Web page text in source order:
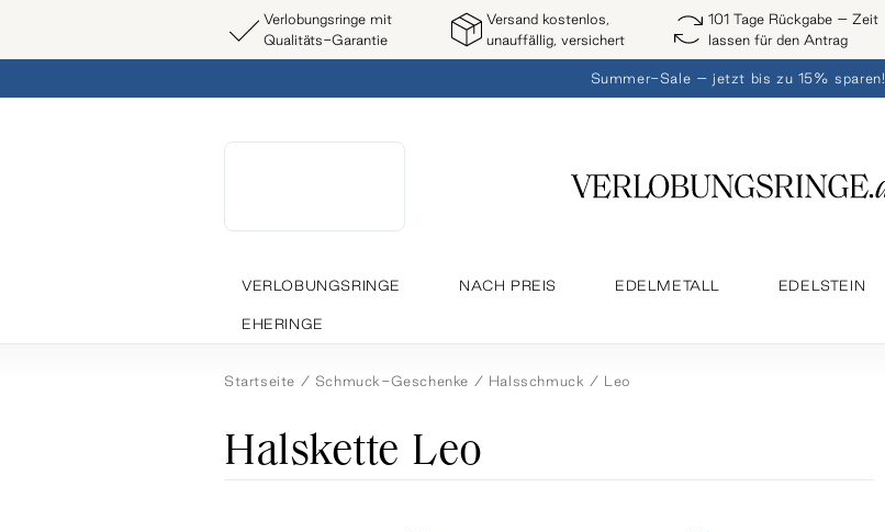
Verlobungsringe mit
Qualitäts-Garantie
Versand kostenlos,
unauffällig, versichert
101 Tage Rückgabe – Zeit
lassen für den Antrag
Summer-Sale – jetzt bis zu 15% sparen!
VERLOBUNGSRINGE NACH PREIS EDELMETALL EDELSTEIN
EHERINGE
Startseite Schmuck-Geschenke Halsschmuck Leo
Halskette Leo